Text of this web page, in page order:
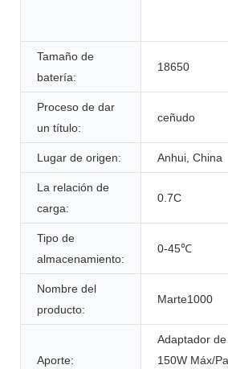
Tamaño de
batería:
18650
Proceso de dar
un título:
ceñudo
Lugar de origen: Anhui, China
La relación de
carga:
0.7C
Tipo de
almacenamiento:
0-45℃
Nombre del
producto:
Marte1000
Aporte:
Adaptador
150W Máx/